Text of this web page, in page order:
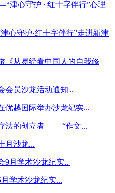
津心守护 · 红十字伴行”心理
心守护·红十字伴行”走进新津
《从易经看中国人的自我修
会员沙龙活动通知...
优越国际举办沙龙纪实...
法的创立者—— “作文...
月沙龙...
9月学术沙龙纪实...
学术沙龙纪实...